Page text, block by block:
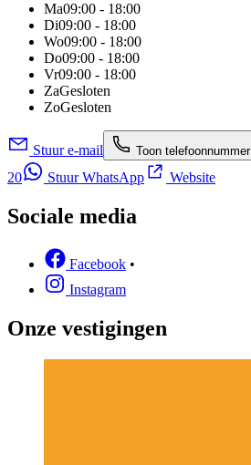
Ma09:00 - 18:00
Di09:00 - 18:00
Wo09:00 - 18:00
Do09:00 - 18:00
Vr09:00 - 18:00
ZaGesloten
ZoGesloten
Stuur e-mail Toon telefoonnummer
20
Stuur WhatsApp Website
Sociale media
Facebook •
Instagram
Onze vestigingen